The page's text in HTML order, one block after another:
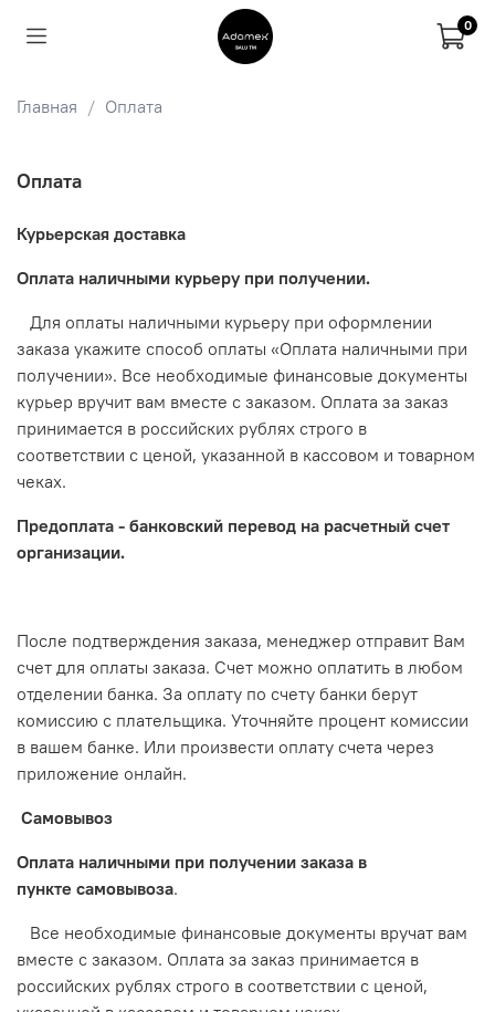
0
Главная Оплата
Оплата
Курьерская доставка
Оплата наличными курьеру при получении.
Для оплаты наличными курьеру при оформлении
заказа укажите способ оплаты «Оплата наличными при
получении». Все необходимые финансовые документы
курьер вручит вам вместе с заказом. Оплата за заказ
принимается в российских рублях строго в
соответствии с ценой, указанной в кассовом и товарном
чеках.
Предоплата - банковский перевод на расчетный счет
организации.
После подтверждения заказа, менеджер отправит Вам
счет для оплаты заказа. Счет можно оплатить в любом
отделении банка. За оплату по счету банки берут
комиссию с плательщика. Уточняйте процент комиссии
в вашем банке. Или произвести оплату счета через
приложение онлайн.
Самовывоз
Оплата наличными при получении заказа в
пункте самовывоза.
Все необходимые финансовые документы вручат вам
вместе с заказом. Оплата за заказ принимается в
российских рублях строго в соответствии с ценой,